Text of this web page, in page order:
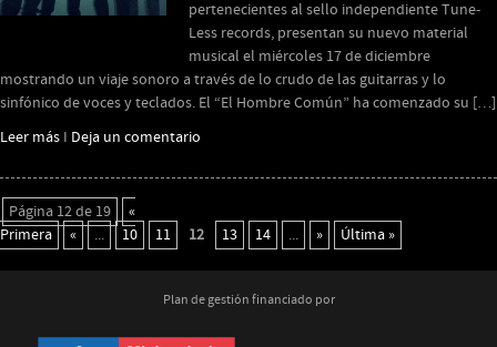
pertenecientes al sello independiente Tune-
Less records, presentan su nuevo material
musical el miércoles 17 de diciembre
mostrando un viaje sonoro a través de lo crudo de las guitarras y lo
sinfónico de voces y teclados. El “El Hombre Común” ha comenzado su […]
Leer más I Deja un comentario
Página 12 de 19
«
Primera
« ... 10 11 12 13 14 ... » Última »
Plan de gestión financiado por